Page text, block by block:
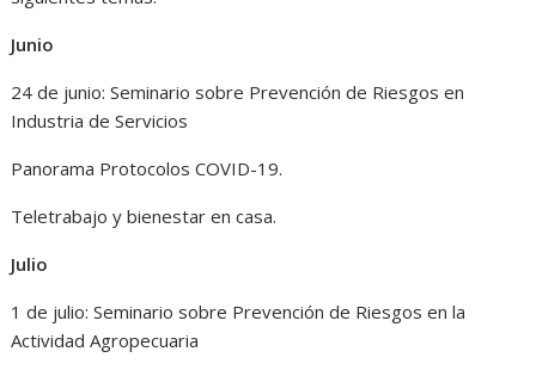
Junio
24 de junio: Seminario sobre Prevención de Riesgos en
Industria de Servicios
Panorama Protocolos COVID-19.
Teletrabajo y bienestar en casa.
Julio
1 de julio: Seminario sobre Prevención de Riesgos en la
Actividad Agropecuaria